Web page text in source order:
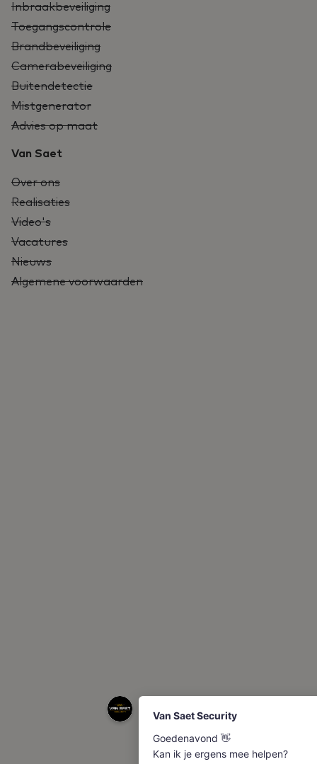
Inbraakbeveiliging
Toegangscontrole
Brandbeveiliging
Camerabeveiliging
Buitendetectie
Mistgenerator
Advies op maat
Van Saet
Over ons
Realisaties
Video's
Vacatures
Nieuws
Algemene voorwaarden